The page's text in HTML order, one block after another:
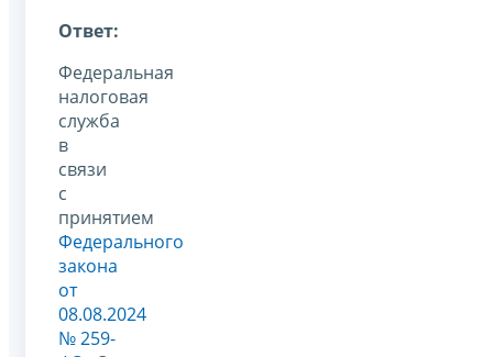
Ответ:
Федеральная
налоговая
служба
в
связи
с
принятием
Федерального
закона
от
08.08.2024
№ 259-